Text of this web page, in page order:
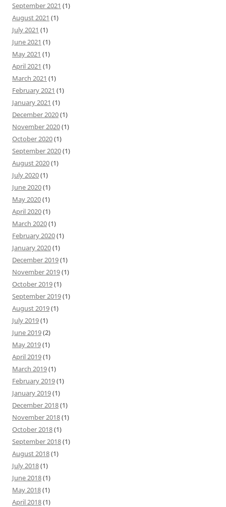
September 2021 (1)
August 2021 (1)
July 2021 (1)
June 2021 (1)
May 2021 (1)
April 2021 (1)
March 2021 (1)
February 2021 (1)
January 2021 (1)
December 2020(1)
November 2020(1)
October 2020(1)
September 2020(1)
August 2020(1)
July 2020(1)
June 2020(1)
May 2020(1)
April 2020(1)
March 2020(1)
February 2020(1)
January 2020(1)
December 2019(1)
November 2019(1)
October 2019(1)
September 2019(1)
August 2019(1)
July 2019(1)
June 2019(2)
May 2019(1)
April 2019(1)
March 2019(1)
February 2019(1)
January 2019(1)
December 2018(1)
November 2018(1)
October 2018(1)
September 2018(1)
August 2018(1)
July 2018(1)
June 2018(1)
May 2018(1)
April 2018(1)